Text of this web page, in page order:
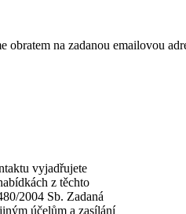
obratem na zadanou emailovou
vyjadřujete
z těchto
2004 Sb. Zadaná
účelům a zasílání